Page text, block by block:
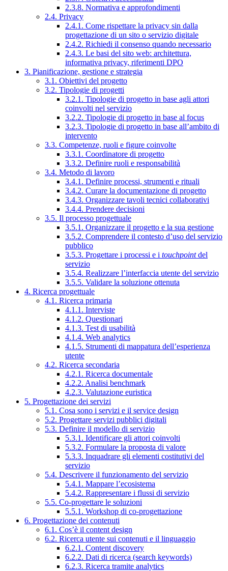
2.3.8. Normativa e approfondimenti
2.4. Privacy
2.4.1. Come rispettare la privacy sin dalla
progettazione di un sito o servizio digitale
2.4.2. Richiedi il consenso quando necessario
2.4.3. Le basi del sito web: architettura,
informativa privacy, riferimenti DPO
3. Pianificazione, gestione e strategia
3.1. Obiettivi del progetto
3.2. Tipologie di progetti
3.2.1. Tipologie di progetto in base agli attori
coinvolti nel servizio
3.2.2. Tipologie di progetto in base al focus
3.2.3. Tipologie di progetto in base all’ambito di
intervento
3.3. Competenze, ruoli e figure coinvolte
3.3.1. Coordinatore di progetto
3.3.2. Definire ruoli e responsabilità
3.4. Metodo di lavoro
3.4.1. Definire processi, strumenti e rituali
3.4.2. Curare la documentazione di progetto
3.4.3. Organizzare tavoli tecnici collaborativi
3.4.4. Prendere decisioni
3.5. Il processo progettuale
3.5.1. Organizzare il progetto e la sua gestione
3.5.2. Comprendere il contesto d’uso del servizio
pubblico
3.5.3. Progettare i processi e i touchpointdel
servizio
3.5.4. Realizzare l’interfaccia utente del servizio
3.5.5. Validare la soluzione ottenuta
4. Ricerca progettuale
4.1. Ricerca primaria
4.1.1. Interviste
4.1.2. Questionari
4.1.3. Test di usabilità
4.1.4. Web analytics
4.1.5. Strumenti di mappatura dell’esperienza
utente
4.2. Ricerca secondaria
4.2.1. Ricerca documentale
4.2.2. Analisi benchmark
4.2.3. Valutazione euristica
5. Progettazione dei servizi
5.1. Cosa sono i servizi e il service design
5.2. Progettare servizi pubblici digitali
5.3. Definire il modello di servizio
5.3.1. Identificare gli attori coinvolti
5.3.2. Formulare la proposta di valore
5.3.3. Inquadrare gli elementi costitutivi del
servizio
5.4. Descrivere il funzionamento del servizio
5.4.1. Mappare l’ecosistema
5.4.2. Rappresentare i flussi di servizio
5.5. Co-progettare le soluzioni
5.5.1. Workshop di co-progettazione
6. Progettazione dei contenuti
6.1. Cos’è il content design
6.2. Ricerca utente sui contenuti e il linguaggio
6.2.1. Content discovery
6.2.2. Dati di ricerca (search keywords)
6.2.3. Ricerca tramite analytics